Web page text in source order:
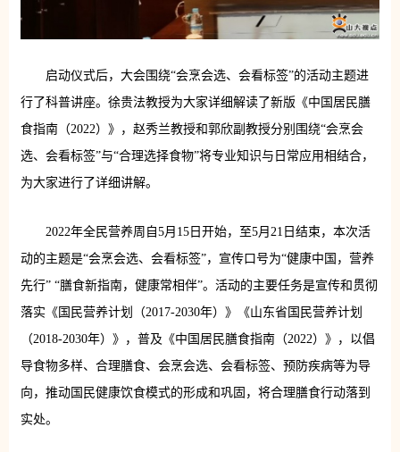
启动仪式后，大会围绕“会烹会选、会看标签”的活动主题进
行了科普讲座。徐贵法教授为大家详细解读了新版《中国居民膳
食指南（2022）》，赵秀兰教授和郭欣副教授分别围绕“会烹会
选、会看标签”与“合理选择食物”将专业知识与日常应用相结合，
为大家进行了详细讲解。
2022年全民营养周自5月15日开始，至5月21日结束，本次活
动的主题是“会烹会选、会看标签”，宣传口号为“健康中国，营养
先行” “膳食新指南，健康常相伴”。活动的主要任务是宣传和贯彻
落实《国民营养计划（2017-2030年）》《山东省国民营养计划
（2018-2030年）》，普及《中国居民膳食指南（2022）》，以倡
导食物多样、合理膳食、会烹会选、会看标签、预防疾病等为导
向，推动国民健康饮食模式的形成和巩固，将合理膳食行动落到
实处。